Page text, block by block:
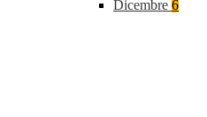
Dicembre 6